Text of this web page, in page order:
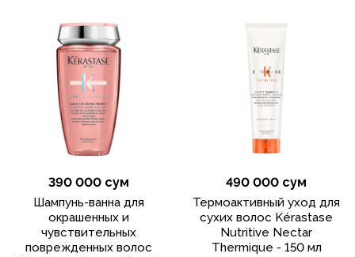
390 000 сум
Шампунь-ванна для
окрашенных и
чувствительных
поврежденных волос
490 000 сум
Термоактивный уход для
сухих волос Kérastase
Nutritive Nectar
Thermique - 150 мл